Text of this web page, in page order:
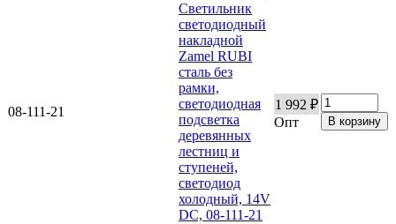
08-111-21
Светильник
светодиодный
накладной
Zamel RUBI
сталь без
рамки,
светодиодная
подсветка
деревянных
лестниц и
ступеней,
светодиод
холодный, 14V
DC, 08-111-21
1 992 ₽
Опт